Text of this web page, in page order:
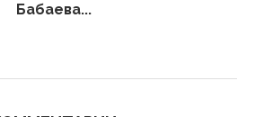
Бабаева...